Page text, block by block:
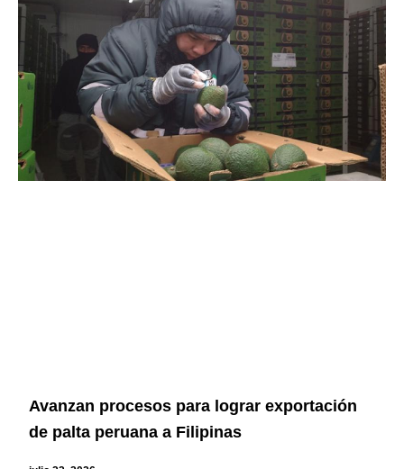
Avanzan procesos para lograr exportación
de palta peruana a Filipinas